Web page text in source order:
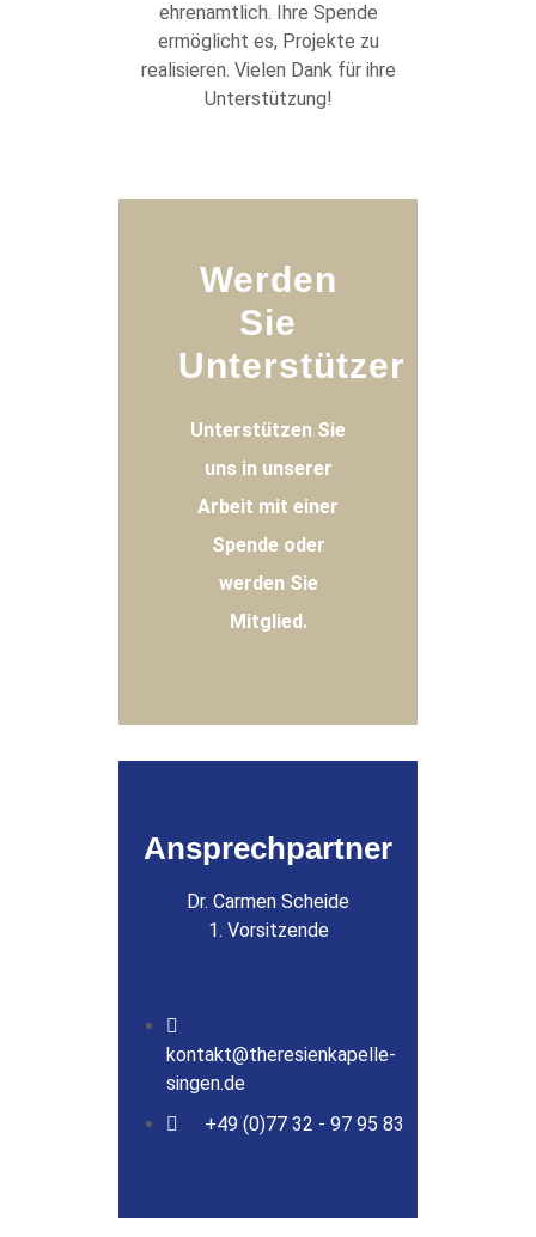
ehrenamtlich. Ihre Spende
ermöglicht es, Projekte zu
realisieren. Vielen Dank für ihre
Unterstützung!
Werden
Sie
Unterstützer
Unterstützen Sie
uns in unserer
Arbeit mit einer
Spende oder
werden Sie
Mitglied.
Ansprechpartner
Dr. Carmen Scheide
1. Vorsitzende
kontakt@theresienkapelle-
singen.de
+49 (0)77 32 - 97 95 83